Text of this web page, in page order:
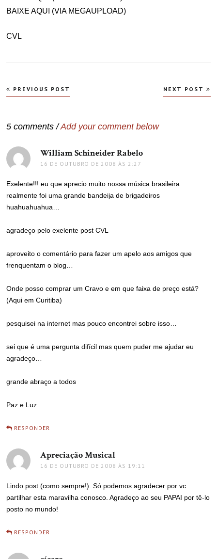
BAIXE AQUI (VIA MEGAUPLOAD)
CVL
Navegação
de
PREVIOUS POST NEXT POST
5 comments /Add your comment below
William Schineider Rabelo
16 DE OUTUBRO DE 2008 ÀS 2:27
Exelente!!! eu que aprecio muito nossa música brasileira
realmente foi uma grande bandeija de brigadeiros
huahuahuahua…
agradeço pelo exelente post CVL
aproveito o comentário para fazer um apelo aos amigos que
frenquentam o blog…
Onde posso comprar um Cravo e em que faixa de preço está?
(Aqui em Curitiba)
pesquisei na internet mas pouco encontrei sobre isso…
sei que é uma pergunta difícil mas quem puder me ajudar eu
agradeço…
grande abraço a todos
Paz e Luz
RESPONDER
Apreciação Musical
16 DE OUTUBRO DE 2008 ÀS 19:11
Lindo post (como sempre!). Só podemos agradecer por vc
partilhar esta maravilha conosco. Agradeço ao seu PAPAI por tê-lo
posto no mundo!
RESPONDER